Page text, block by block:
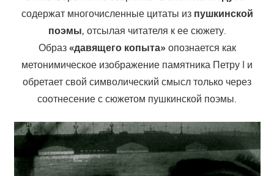
содержат многочисленные цитаты из пушкинской
поэмы, отсылая читателя к ее сюжету.
Образ «давящего копыта»опознается как
метонимическое изображение памятника Петру I и
обретает свой символический смысл только через
соотнесение с сюжетом пушкинской поэмы.